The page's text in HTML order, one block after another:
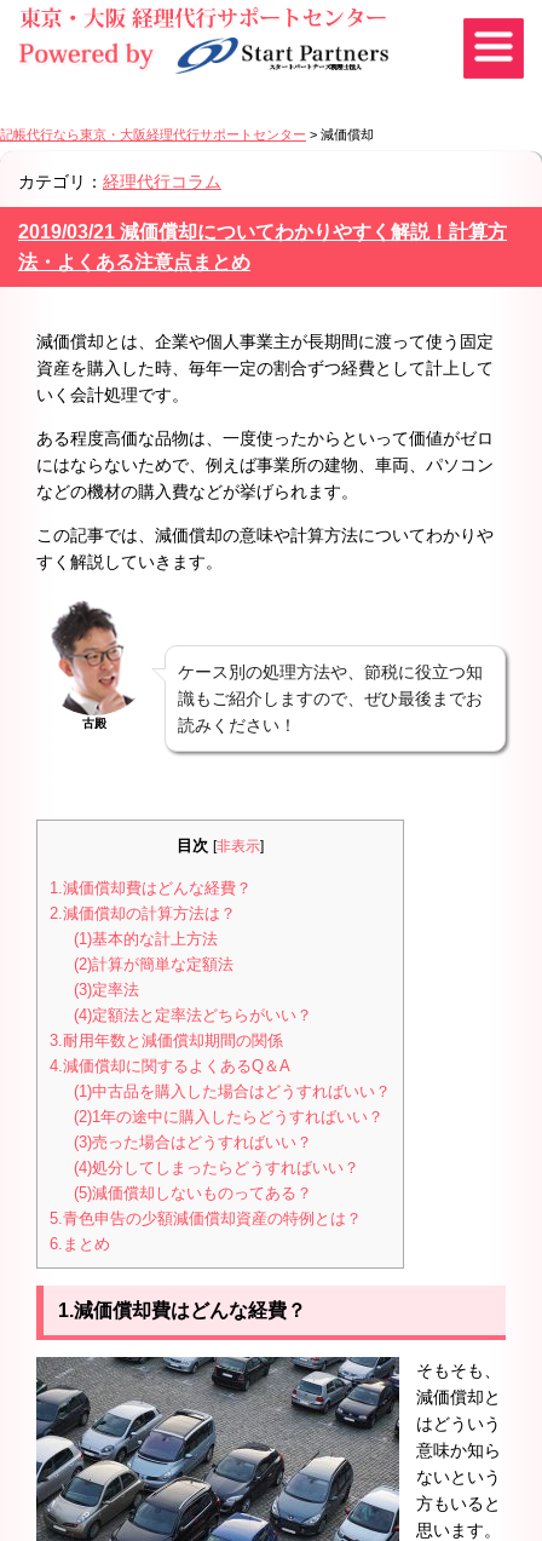
記帳代行なら東京・大阪経理代行サポートセンター > 減価償却
カテゴリ： 経理代行コラム
2019/03/21 減価償却についてわかりやすく解説！計算方
法・よくある注意点まとめ
減価償却とは、企業や個人事業主が長期間に渡って使う固定
資産を購入した時、毎年一定の割合ずつ経費として計上して
いく会計処理です。
ある程度高価な品物は、一度使ったからといって価値がゼロ
にはならないためで、例えば事業所の建物、車両、パソコン
などの機材の購入費などが挙げられます。
この記事では、減価償却の意味や計算方法についてわかりや
すく解説していきます。
古殿
ケース別の処理方法や、節税に役立つ知
識もご紹介しますので、ぜひ最後までお
読みください！
目次 [非表示]
1.減価償却費はどんな経費？
2.減価償却の計算方法は？
(1)基本的な計上方法
(2)計算が簡単な定額法
(3)定率法
(4)定額法と定率法どちらがいい？
3.耐用年数と減価償却期間の関係
4.減価償却に関するよくあるQ＆A
(1)中古品を購入した場合はどうすればいい？
(2)1年の途中に購入したらどうすればいい？
(3)売った場合はどうすればいい？
(4)処分してしまったらどうすればいい？
(5)減価償却しないものってある？
5.青色申告の少額減価償却資産の特例とは？
6.まとめ
1.減価償却費はどんな経費？
そもそも、
減価償却と
はどういう
意味か知ら
ないという
方もいると
思います。